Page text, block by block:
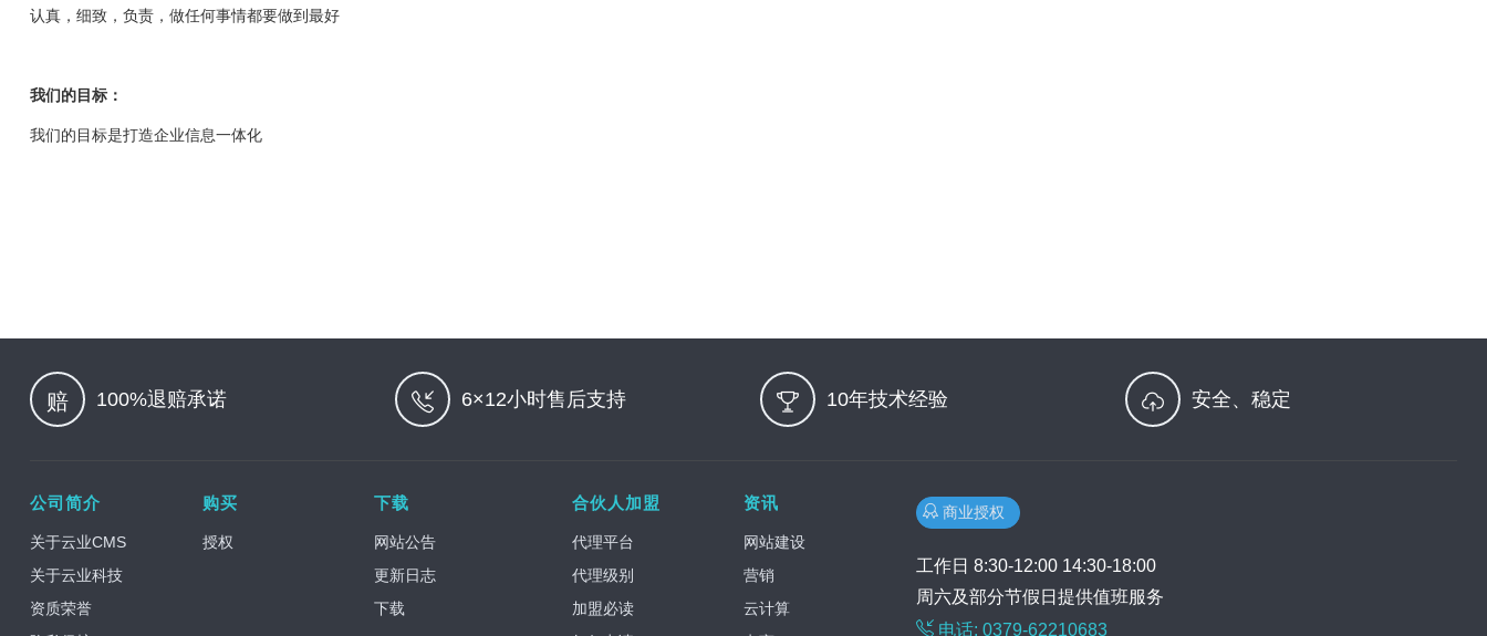
认真，细致，负责，做任何事情都要做到最好
我们的目标：
我们的目标是打造企业信息一体化
赔 100%退赔承诺 6×12小时售后支持 10年技术经验 安全、稳定
公司简介
关于云业CMS
关于云业科技
资质荣誉
购买
授权
下载
网站公告
更新日志
下载
合伙人加盟
代理平台
代理级别
加盟必读
资讯
网站建设
营销
云计算
商业授权
工作日 8:30-12:00 14:30-18:00
周六及部分节假日提供值班服务
电话: 0379-62210683